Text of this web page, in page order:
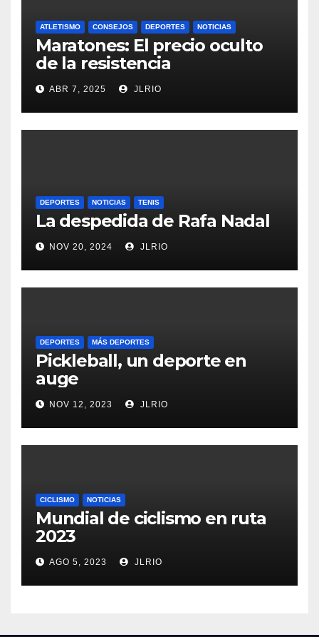
ATLETISMO CONSEJOS DEPORTES NOTICIAS
Maratones: El precio oculto
de la resistencia
ABR 7, 2025 JLRIO
DEPORTES NOTICIAS TENIS
La despedida de Rafa Nadal
NOV 20, 2024 JLRIO
DEPORTES MÁS DEPORTES
Pickleball, un deporte en
auge
NOV 12, 2023 JLRIO
CICLISMO NOTICIAS
Mundial de ciclismo en ruta
2023
AGO 5, 2023 JLRIO